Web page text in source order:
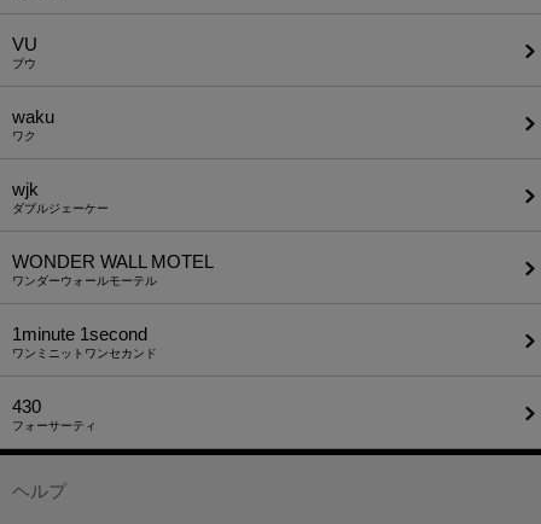
VU
ブウ
waku
ワク
wjk
ダブルジェーケー
WONDER WALL MOTEL
ワンダーウォールモーテル
1minute​ 1second
ワンミニットワンセカンド
430
フォーサーティ
ヘルプ